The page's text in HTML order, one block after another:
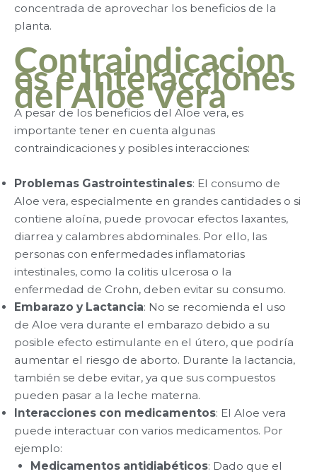
concentrada de aprovechar los beneficios de la
planta.
Contraindicacion
es e Interacciones
del Aloe Vera
A pesar de los beneficios del Aloe vera, es
importante tener en cuenta algunas
contraindicaciones y posibles interacciones:
Problemas Gastrointestinales: El consumo de
Aloe vera, especialmente en grandes cantidades o si
contiene aloína, puede provocar efectos laxantes,
diarrea y calambres abdominales. Por ello, las
personas con enfermedades inflamatorias
intestinales, como la colitis ulcerosa o la
enfermedad de Crohn, deben evitar su consumo.
Embarazo y Lactancia: No se recomienda el uso
de Aloe vera durante el embarazo debido a su
posible efecto estimulante en el útero, que podría
aumentar el riesgo de aborto. Durante la lactancia,
también se debe evitar, ya que sus compuestos
pueden pasar a la leche materna.
Interacciones con medicamentos: El Aloe vera
puede interactuar con varios medicamentos. Por
ejemplo:
Medicamentos antidiabéticos: Dado que el